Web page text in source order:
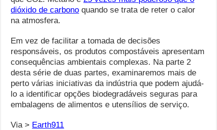
dióxido de carbono quando se trata de reter o calor
na atmosfera.
Em vez de facilitar a tomada de decisões
responsáveis, os produtos compostáveis ​​apresentam
consequências ambientais complexas. Na parte 2
desta série de duas partes, examinaremos mais de
perto várias iniciativas da indústria que podem ajudá-
lo a identificar opções biodegradáveis ​​seguras para
embalagens de alimentos e utensílios de serviço.
Via > Earth911